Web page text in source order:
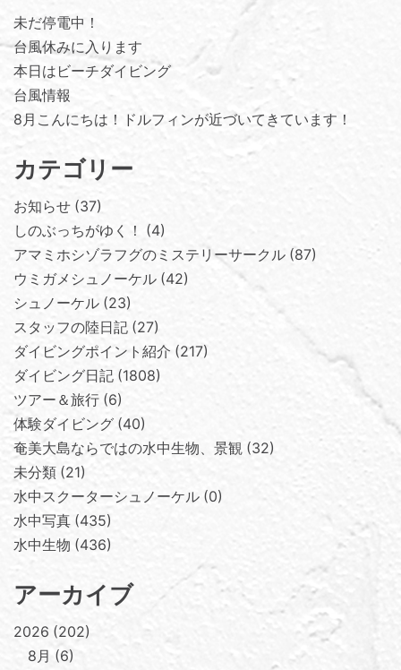
未だ停電中！
台風休みに入ります
本日はビーチダイビング
台風情報
8月こんにちは！ドルフィンが近づいてきています！
カテゴリー
お知らせ 37
しのぶっちがゆく！
4
アマミホシゾラフグのミステリーサークル 87
ウミガメシュノーケル 42
シュノーケル 23
スタッフの陸日記 27
ダイビングポイント紹介 217
ダイビング日記 1808
ツアー＆旅行 6
体験ダイビング 40
奄美大島ならではの水中生物、景観 32
未分類 21
水中スクーターシュノーケル 0
水中写真 435
水中生物 436
アーカイブ
2026 202
8月
6